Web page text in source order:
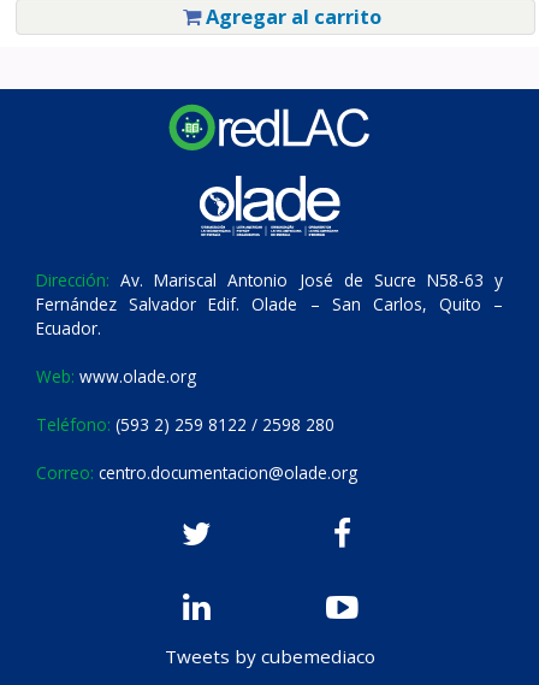
Agregar al carrito
Dirección: Av. Mariscal Antonio José de Sucre N58-63 y
Fernández Salvador Edif. Olade – San Carlos, Quito –
Ecuador.
Web: www.olade.org
Teléfono: (593 2) 259 8122 / 2598 280
Correo: centro.documentacion@olade.org
Tweets by cubemediaco